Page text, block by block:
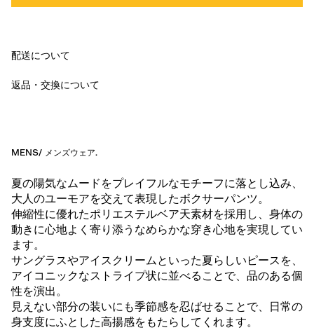
配送について
返品・交換について
MENS/ メンズウェア.
夏の陽気なムードをプレイフルなモチーフに落とし込み、
大人のユーモアを交えて表現したボクサーパンツ。
伸縮性に優れたポリエステルベア天素材を採用し、身体の
動きに心地よく寄り添うなめらかな穿き心地を実現してい
ます。
サングラスやアイスクリームといった夏らしいピースを、
アイコニックなストライプ状に並べることで、品のある個
性を演出。
見えない部分の装いにも季節感を忍ばせることで、日常の
身支度にふとした高揚感をもたらしてくれます。